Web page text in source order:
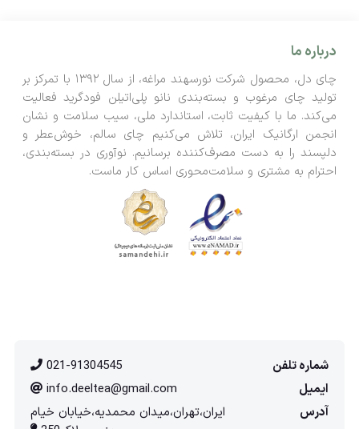
درباره ما
چای دل، محصول شرکت نورسهند مراغه، از سال ۱۳۹۲ با تمرکز بر
تولید چای مرغوب و بسته‌بندی نانو پلی‌اتیلن فودگرید فعالیت
می‌کند. ما با کیفیت ثابت، استاندارد ملی، سیب سلامت و نشان
انجمن ارگانیک ایران، تلاش می‌کنیم چای سالم، خوش‌عطر و
دلپسند را به دست مصرف‌کننده برسانیم. نوآوری در بسته‌بندی،
احترام به مشتری و سلامت‌محوری اساس کار ماست.
شماره تلفن
021-91304545
ایمیل
info.deeltea@gmail.com
آدرس
ایران،تهران،میدان محمدیه،خیابان خیام